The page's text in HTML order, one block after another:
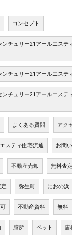
コンセプト
チュリー21アールエステ
チュリー21アールエステ
チュリー21アールエステ
よくある質問 アク
スティ住宅流通 お問
不動産売却 無料査定
弥生町 におの浜
不動産資料 無料
膳所 ペット 唐